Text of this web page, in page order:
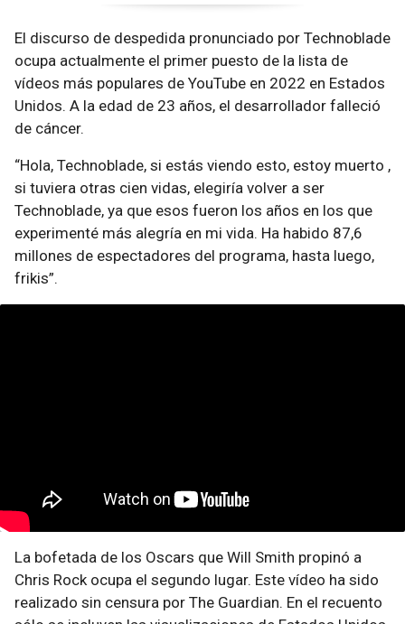
El discurso de despedida pronunciado por Technoblade
ocupa actualmente el primer puesto de la lista de
vídeos más populares de YouTube en 2022 en Estados
Unidos. A la edad de 23 años, el desarrollador falleció
de cáncer.
“Hola, Technoblade, si estás viendo esto, estoy muerto ,
si tuviera otras cien vidas, elegiría volver a ser
Technoblade, ya que esos fueron los años en los que
experimenté más alegría en mi vida. Ha habido 87,6
millones de espectadores del programa, hasta luego,
frikis”.
La bofetada de los Oscars que Will Smith propinó a
Chris Rock ocupa el segundo lugar. Este vídeo ha sido
realizado sin censura por The Guardian. En el recuento